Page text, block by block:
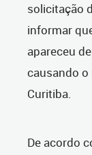
solicitação
informar
apareceu
causando o
Curitiba.
De acordo